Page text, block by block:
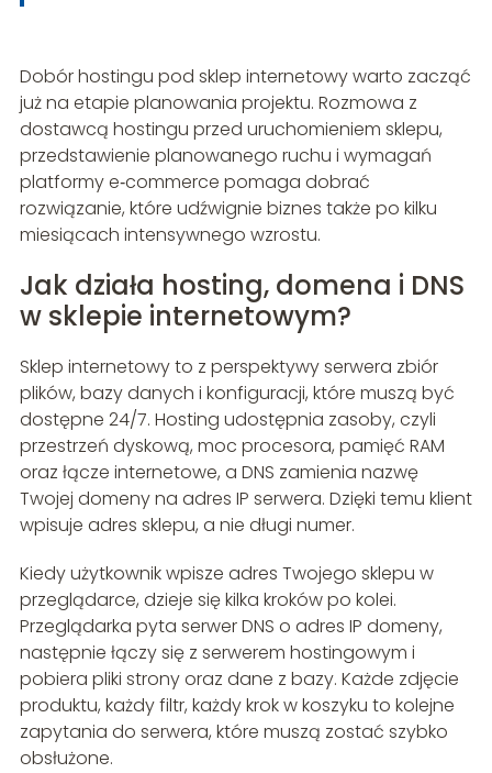
Dobór hostingu pod sklep internetowy warto zacząć
już na etapie planowania projektu. Rozmowa z
dostawcą hostingu przed uruchomieniem sklepu,
przedstawienie planowanego ruchu i wymagań
platformy e‑commerce pomaga dobrać
rozwiązanie, które udźwignie biznes także po kilku
miesiącach intensywnego wzrostu.
Jak działa hosting, domena i DNS
w sklepie internetowym?
Sklep internetowy to z perspektywy serwera zbiór
plików, bazy danych i konfiguracji, które muszą być
dostępne 24/7. Hosting udostępnia zasoby, czyli
przestrzeń dyskową, moc procesora, pamięć RAM
oraz łącze internetowe, a DNS zamienia nazwę
Twojej domeny na adres IP serwera. Dzięki temu klient
wpisuje adres sklepu, a nie długi numer.
Kiedy użytkownik wpisze adres Twojego sklepu w
przeglądarce, dzieje się kilka kroków po kolei.
Przeglądarka pyta serwer DNS o adres IP domeny,
następnie łączy się z serwerem hostingowym i
pobiera pliki strony oraz dane z bazy. Każde zdjęcie
produktu, każdy filtr, każdy krok w koszyku to kolejne
zapytania do serwera, które muszą zostać szybko
obsłużone.